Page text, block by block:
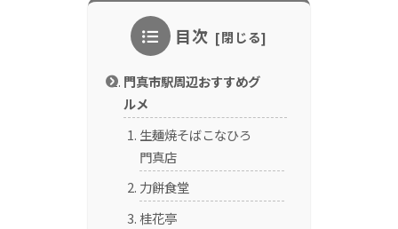
目次
門真市駅周辺おすすめグ
ルメ
生麺焼そばこなひろ
門真店
力餅食堂
桂花亭